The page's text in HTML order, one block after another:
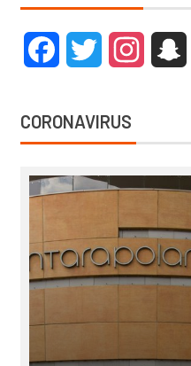
FacebookTwitter
CORONAVIRUS